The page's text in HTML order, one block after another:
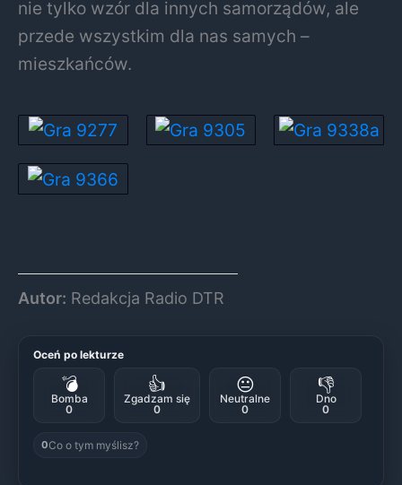
nie tylko wzór dla innych samorządów, ale
przede wszystkim dla nas samych –
mieszkańców.
Autor: Redakcja Radio DTR
Oceń po lekturze
💣
Bomba
0
👍
Zgadzam się
0
😐
Neutralne
0
👎
Dno
0
0Co o tym myślisz?